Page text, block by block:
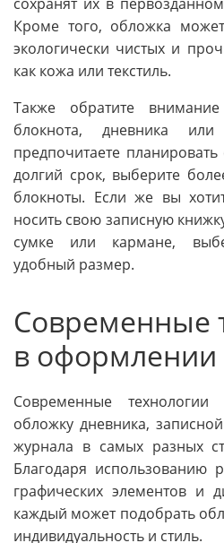
Кроме того, обложка
экологически чистых и
как кожа или текстиль.
Также обратите
блокнота, дневника
предпочитаете
долгий срок, выберите
блокноты. Если же вы
носить свою записную
сумке или кармане,
удобный размер.
Современные
в
Современные
обложку дневника,
журнала в самых разных
Благодаря использованию
графических элементов и
каждый может подобрать
индивидуальность и стиль.